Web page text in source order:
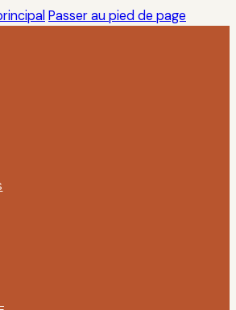
Passer au pied de page